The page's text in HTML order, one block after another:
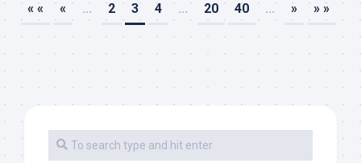
« « « ... 2 3 4 ... 20 40 ... » » »